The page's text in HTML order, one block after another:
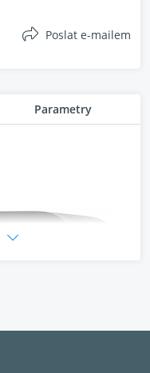
Poslat e-mailem
Parametry